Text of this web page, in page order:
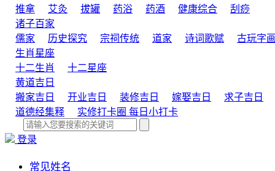
推拿
艾灸 拔罐 药浴 药酒 健康综合
刮痧
诸子百家
儒家
历史探究 宗祠传统 道家 诗词歌赋 古玩字画
生肖星座
十二生肖
十二星座
黄道吉日
搬家吉日
开业吉日 装修吉日 嫁娶吉日
求子吉日
道德经集释
实修打卡圈 每日小打卡
登录
常见姓名